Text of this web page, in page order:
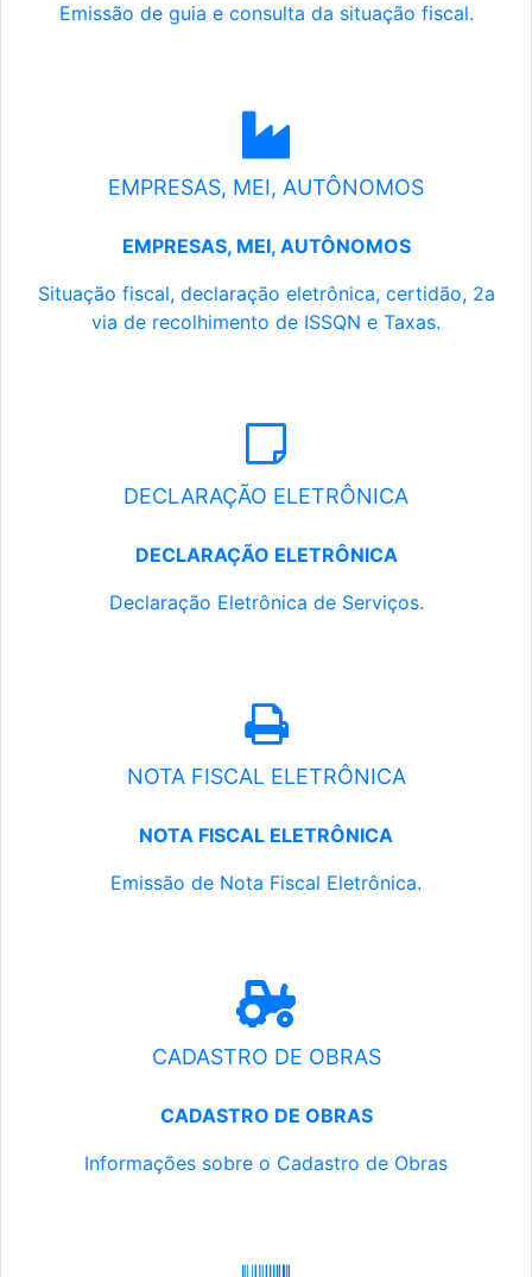
Emissão de guia e consulta da situação fiscal.
EMPRESAS, MEI, AUTÔNOMOS
EMPRESAS, MEI, AUTÔNOMOS
Situação fiscal, declaração eletrônica, certidão, 2a
via de recolhimento de ISSQN e Taxas.
DECLARAÇÃO ELETRÔNICA
DECLARAÇÃO ELETRÔNICA
Declaração Eletrônica de Serviços.
NOTA FISCAL ELETRÔNICA
NOTA FISCAL ELETRÔNICA
Emissão de Nota Fiscal Eletrônica.
CADASTRO DE OBRAS
CADASTRO DE OBRAS
Informações sobre o Cadastro de Obras